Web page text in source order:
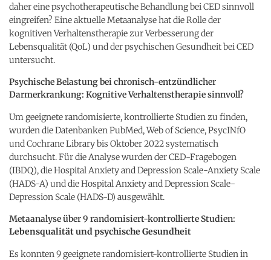
daher eine psychotherapeutische Behandlung bei CED sinnvoll
eingreifen? Eine aktuelle Metaanalyse hat die Rolle der
kognitiven Verhaltenstherapie zur Verbesserung der
Lebensqualität (QoL) und der psychischen Gesundheit bei CED
untersucht.
Psychische Belastung bei chronisch-entzündlicher
Darmerkrankung: Kognitive Verhaltenstherapie sinnvoll?
Um geeignete randomisierte, kontrollierte Studien zu finden,
wurden die Datenbanken PubMed, Web of Science, PsycINfO
und Cochrane Library bis Oktober 2022 systematisch
durchsucht. Für die Analyse wurden der CED-Fragebogen
(IBDQ), die Hospital Anxiety and Depression Scale-Anxiety Scale
(HADS-A) und die Hospital Anxiety and Depression Scale-
Depression Scale (HADS-D) ausgewählt.
Metaanalyse über 9 randomisiert-kontrollierte Studien:
Lebensqualität und psychische Gesundheit
Es konnten 9 geeignete randomisiert-kontrollierte Studien in